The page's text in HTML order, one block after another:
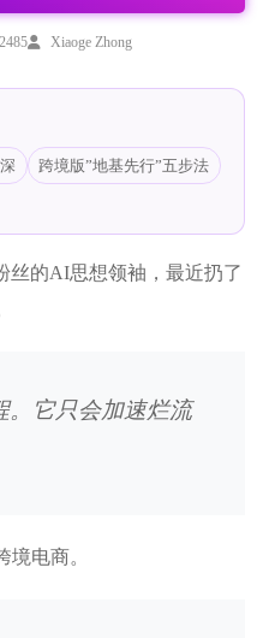
2485 Xiaoge Zhong
跨境版”地基先行”五步法
丝的AI思想领袖，最近扔了
。它只会加速烂流
电商。